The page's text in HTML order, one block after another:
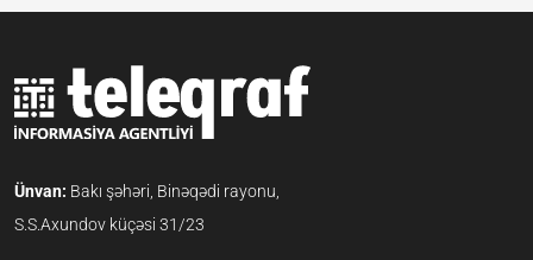
Ünvan: Bakı şəhəri, Binəqədi rayonu,
S.S.Axundov küçəsi 31/23